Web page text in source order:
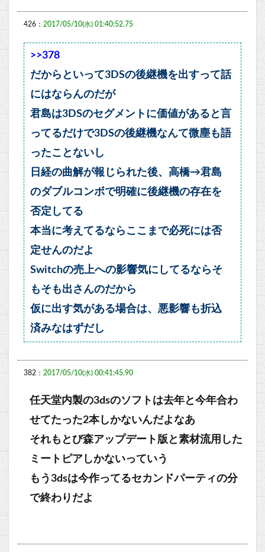
426： 2017/05/10(水) 01:40:52.75
>>378
だからといって3DSの後継機を出すって話
にはならんのだが
君島は3DSのセグメントに価値があると言
ってるだけで3DSの後継機なんて微塵も語
ったことないし
日経の曲解が報じられた後、高橋→君島
のダブルコンボで明確に後継機の存在を
否定してる
本当に考えてるならここまで必死には否
定せんのだよ
Switchの売上への影響気にしてるならそ
もそも出さんのだから
仮に出す気がある場合は、悪影響も折込
済みなはずだし
382： 2017/05/10(水) 00:41:45.90
任天堂内製の3dsのソフトは去年と今年合わ
せてたった2本しかないんだよなあ
それもとび森アップデート版と素材流用した
ミートピアしかないっていう
もう3dsは今作ってるセカンドパーティの分
で終わりだよ